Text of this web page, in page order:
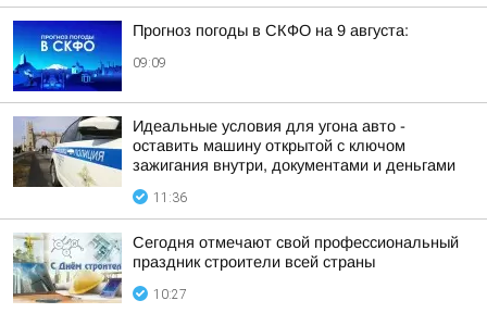
Прогноз погоды в СКФО на 9 августа:
09:09
Идеальные условия для угона авто -
оставить машину открытой с ключом
зажигания внутри, документами и деньгами
11:36
Сегодня отмечают свой профессиональный
праздник строители всей страны
10:27